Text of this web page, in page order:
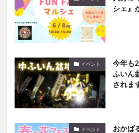
シェ』
イベント
今年も
ふいん
されま
イベント
おかば